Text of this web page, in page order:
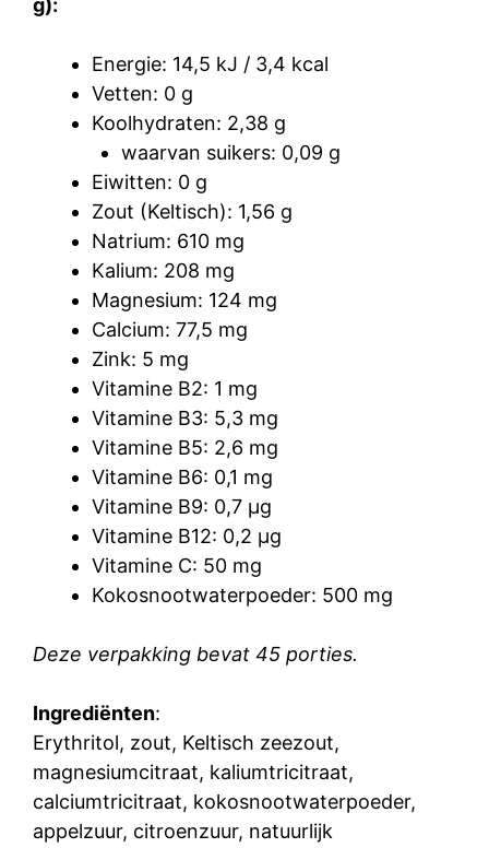
g):
Energie: 14,5 kJ / 3,4 kcal
Vetten: 0 g
Koolhydraten: 2,38 g
waarvan suikers: 0,09 g
Eiwitten: 0 g
Zout (Keltisch): 1,56 g
Natrium: 610 mg
Kalium: 208 mg
Magnesium: 124 mg
Calcium: 77,5 mg
Zink: 5 mg
Vitamine B2: 1 mg
Vitamine B3: 5,3 mg
Vitamine B5: 2,6 mg
Vitamine B6: 0,1 mg
Vitamine B9: 0,7 µg
Vitamine B12: 0,2 µg
Vitamine C: 50 mg
Kokosnootwaterpoeder: 500 mg
Deze verpakking bevat 45 porties.
Ingrediënten:
Erythritol, zout, Keltisch zeezout,
magnesiumcitraat, kaliumtricitraat,
calciumtricitraat, kokosnootwaterpoeder,
appelzuur, citroenzuur, natuurlijk